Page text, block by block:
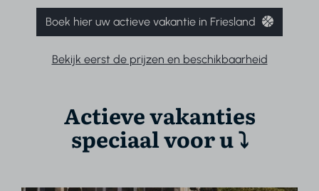
Boek hier uw actieve vakantie in Friesland
Bekijk eerst de prijzen en beschikbaarheid
Actieve vakanties
speciaal voor u⤵